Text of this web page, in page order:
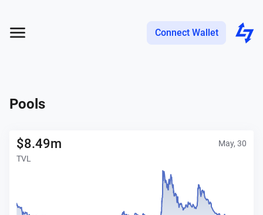
Connect Wallet
Pools
$8.49m
TVL
May, 30